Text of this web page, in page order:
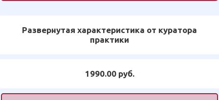
Развернутая характеристика от куратора
практики
1990.00 руб.